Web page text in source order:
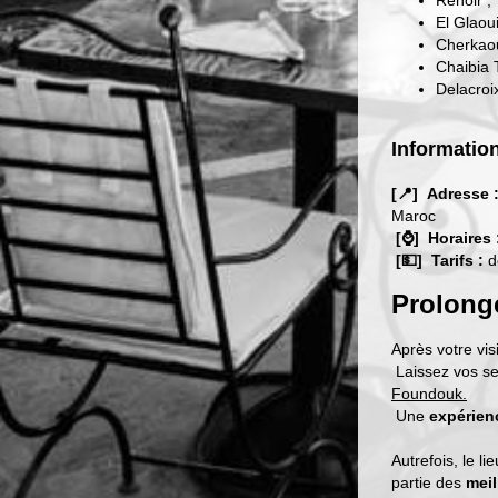
El
Chaibia
[📍] Adresse :
Maroc
[⌚] Horaires
[💵] Tarifs :
Après votre
Laissez vos
Foundouk.
Une
Autrefois, le
partie des